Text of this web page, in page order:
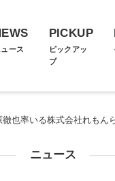
ュース
PICKUP
ピックアッ
プ
徹也率いる株式会社れも
ニュース